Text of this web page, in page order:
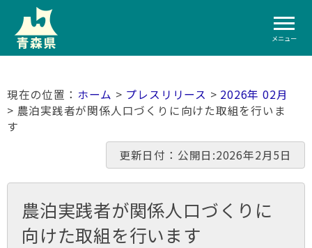
メニュー
ホーム > プレスリリース > 2026年 02月
> 農泊実践者が関係人口づくりに向けた取組を行いま
す
更新日付：公開日:2026年2月5日
農泊実践者が関係人口づくりに
向けた取組を行います